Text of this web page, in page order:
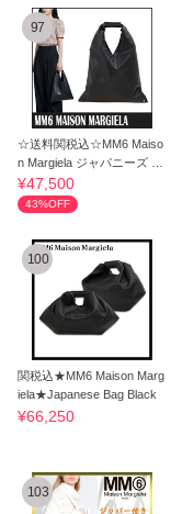
97
☆送料関税込☆MM6 Maiso
n Margiela ジャパニーズ ト
ートバッグ
¥47,500
43%OFF
100
関税込★MM6 Maison Marg
iela★Japanese Bag Black
¥66,250
103